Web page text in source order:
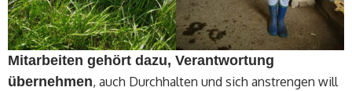
Mitarbeiten gehört dazu, Verantwortung
übernehmen, auch Durchhalten und sich anstrengen will